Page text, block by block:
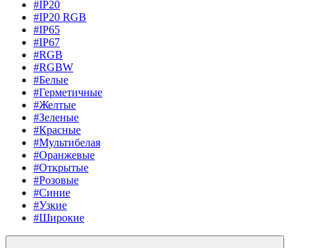
#IP20
#IP20 RGB
#IP65
#IP67
#RGB
#RGBW
#Белые
#Герметичные
#Желтые
#Зеленые
#Красные
#Мультибелая
#Оранжевые
#Открытые
#Розовые
#Синие
#Узкие
#Широкие